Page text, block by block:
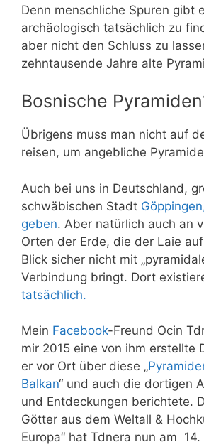
Denn menschliche Spuren gibt
archäologisch tatsächlich zu
aber nicht den Schluss zu
zehntausende Jahre alte
Bosnische
Übrigens muss man nicht auf
reisen, um angebliche
Auch bei uns in Deutschland,
schwäbischen Stadt
geben. Aber natürlich auch an
Orten der Erde, die der Laie
Blick sicher nicht mit
Verbindung bringt. Dort
tatsächlich.
Mein Facebook-Freund Ocin
mir 2015 eine von ihm erstellte
er vor Ort über diese „
Balkan“ und auch die dortigen
und Entdeckungen berichtete.
Götter aus dem Weltall &
Europa“ hat Tdnera nun am 14.